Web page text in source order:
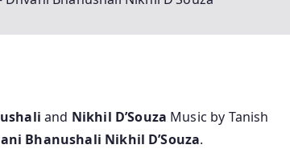
and Nikhil D’Souza Music by Tanish
Bhanushali Nikhil D’Souza.